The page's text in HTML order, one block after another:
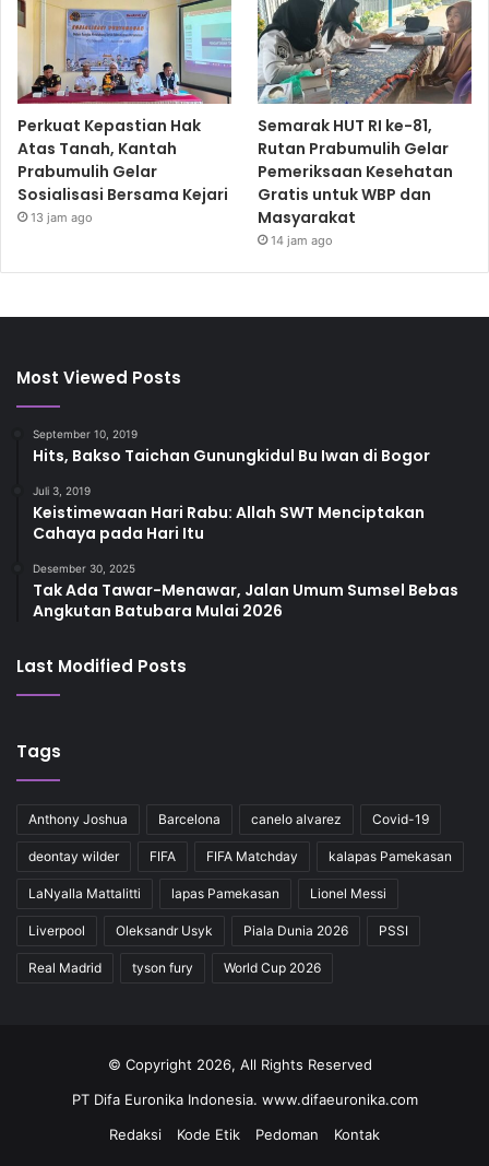
Perkuat Kepastian Hak
Atas Tanah, Kantah
Prabumulih Gelar
Sosialisasi Bersama Kejari
13 jam ago
Semarak HUT RI ke-81,
Rutan Prabumulih Gelar
Pemeriksaan Kesehatan
Gratis untuk WBP dan
Masyarakat
14 jam ago
Most Viewed Posts
September 10, 2019
Hits, Bakso Taichan Gunungkidul Bu Iwan di Bogor
Juli 3, 2019
Keistimewaan Hari Rabu: Allah SWT Menciptakan
Cahaya pada Hari Itu
Desember 30, 2025
Tak Ada Tawar-Menawar, Jalan Umum Sumsel Bebas
Angkutan Batubara Mulai 2026
Last Modified Posts
Tags
Anthony Joshua Barcelona canelo alvarez Covid-19
deontay wilder FIFA FIFA Matchday kalapas Pamekasan
LaNyalla Mattalitti lapas Pamekasan Lionel Messi
Liverpool Oleksandr Usyk Piala Dunia 2026 PSSI
Real Madrid tyson fury World Cup 2026
© Copyright 2026, All Rights Reserved
PT Difa Euronika Indonesia. www.difaeuronika.com
Redaksi
Kode Etik Pedoman Kontak